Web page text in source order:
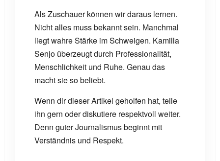
Als Zuschauer können wir daraus lernen.
Nicht alles muss bekannt sein. Manchmal
liegt wahre Stärke im Schweigen. Kamilla
Senjo überzeugt durch Professionalität,
Menschlichkeit und Ruhe. Genau das
macht sie so beliebt.
Wenn dir dieser Artikel geholfen hat, teile
ihn gern oder diskutiere respektvoll weiter.
Denn guter Journalismus beginnt mit
Verständnis und Respekt.